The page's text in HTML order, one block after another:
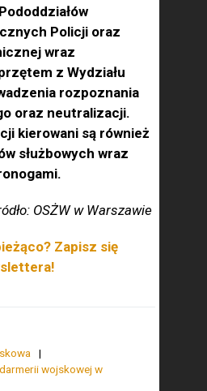
Policji oraz
wraz
z Wydziału
rozpoznania
oraz neutralizacji.
kierowani są również
służbowych wraz
OSŻW w Warszawie
Zapisz się
wojskowej w